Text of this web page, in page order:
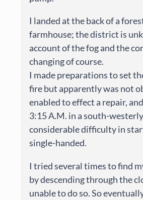
I landed at the back of a
farmhouse; the district is
account of the fog and the
changing of course.
I made preparations to set
fire but apparently was not
enabled to effect a repair,
3:15 A.M. in a south-
considerable difficulty in
single-handed.
I tried several times to find
by descending through the
unable to do so. So